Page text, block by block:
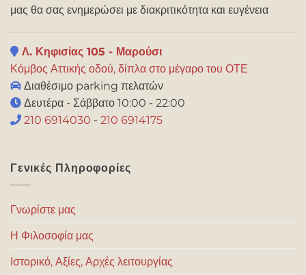
μας θα σας ενημερώσει με διακριτικότητα και ευγένεια
Λ. Κηφισίας 105 - Μαρούσι
Κόμβος Αττικής οδού, δίπλα στο μέγαρο του ΟΤΕ
Διαθέσιμο parking πελατών
Δευτέρα - Σάββατο 10:00 - 22:00
210 6914030 - 210 6914175
Γενικές Πληροφορίες
Γνωρίστε μας
Η Φιλοσοφία μας
Ιστορικό, Αξίες, Αρχές λειτουργίας